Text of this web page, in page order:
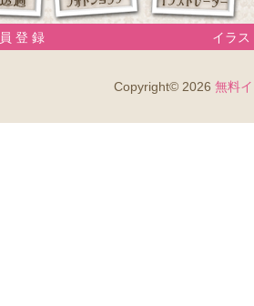
登 録 イラス
Copyright© 2026 無料